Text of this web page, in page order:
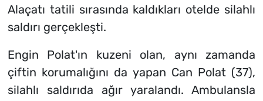
Alaçatı tatili sırasında kaldıkları otelde silahlı
saldırı gerçekleşti.
Engin Polat'ın kuzeni olan, aynı zamanda
çiftin korumalığını da yapan Can Polat (37),
silahlı saldırıda ağır yaralandı. Ambulansla